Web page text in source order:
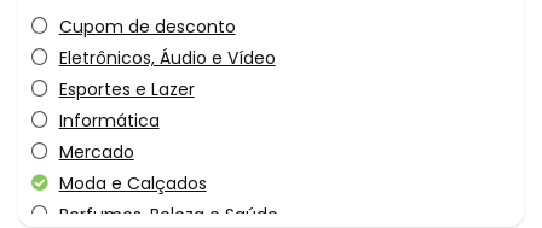
Cupom de desconto
Eletrônicos, Áudio e Vídeo
Esportes e Lazer
Informática
Mercado
Moda e Calçados
Perfumes, Beleza e Saúde